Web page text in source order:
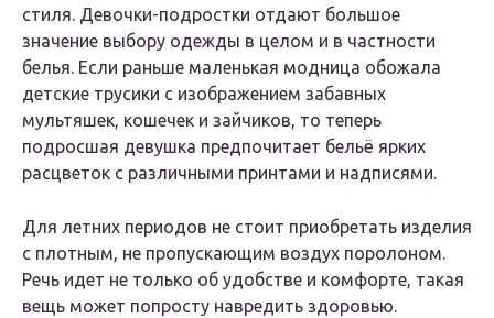
стиля. Девочки-подростки отдают большое
значение выбору одежды в целом и в частности
белья. Если раньше маленькая модница обожала
детские трусики с изображением забавных
мультяшек, кошечек и зайчиков, то теперь
подросшая девушка предпочитает бельё ярких
расцветок с различными принтами и надписями.
Для летних периодов не стоит приобретать изделия
с плотным, не пропускающим воздух поролоном.
Речь идет не только об удобстве и комфорте, такая
вещь может попросту навредить здоровью.